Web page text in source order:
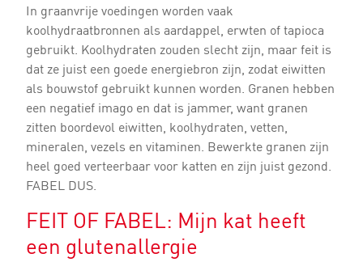
In graanvrije voedingen worden vaak
koolhydraatbronnen als aardappel, erwten of tapioca
gebruikt. Koolhydraten zouden slecht zijn, maar feit is
dat ze juist een goede energiebron zijn, zodat eiwitten
als bouwstof gebruikt kunnen worden. Granen hebben
een negatief imago en dat is jammer, want granen
zitten boordevol eiwitten, koolhydraten, vetten,
mineralen, vezels en vitaminen. Bewerkte granen zijn
heel goed verteerbaar voor katten en zijn juist gezond.
FABEL DUS.
FEIT OF FABEL: Mijn kat heeft
een glutenallergie